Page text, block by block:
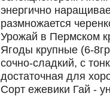
энергично
размножается
Урожай в Пермском
Ягоды крупные (6-
сочно-сладкий, с
достаточная для
Сорт ежевики Гай -